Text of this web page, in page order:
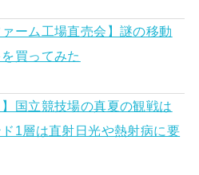
ァーム工場直売会】謎の移動
買ってみた
】国立競技場の真夏の観戦は
1層は直射日光や熱射病に要